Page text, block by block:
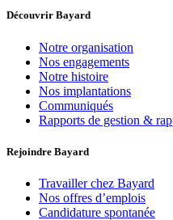
Découvrir Bayard
Notre organisation
Nos engagements
Notre histoire
Nos implantations
Communiqués
Rapports de gestion &
Rejoindre Bayard
Travailler chez Bayard
Nos offres d’emplois
Candidature spontanée